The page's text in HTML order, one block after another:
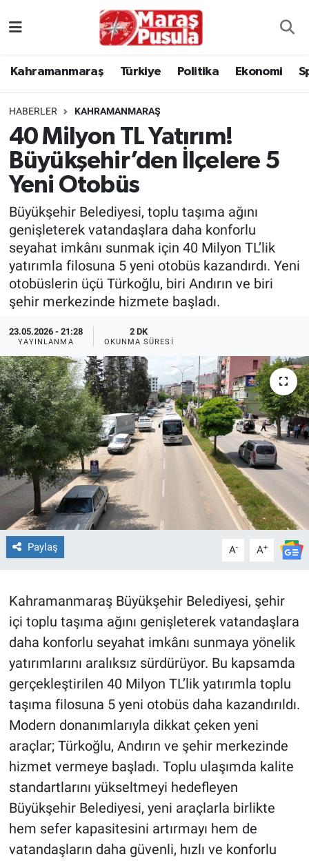
Kahramanmaraş Türkiye Politika Ekonomi
HABERLER KAHRAMANMARAŞ
40 Milyon TL Yatırım!
Büyükşehir’den İlçelere 5
Yeni Otobüs
Büyükşehir Belediyesi, toplu taşıma ağını
genişleterek vatandaşlara daha konforlu
seyahat imkânı sunmak için 40 Milyon TL’lik
yatırımla filosuna 5 yeni otobüs kazandırdı. Yeni
otobüslerin üçü Türkoğlu, biri Andırın ve biri
şehir merkezinde hizmete başladı.
23.05.2026 - 21:28
YAYINLANMA
2 DK
OKUNMA SÜRESI
Paylaş A- A+
Kahramanmaraş Büyükşehir Belediyesi, şehir
içi toplu taşıma ağını genişleterek vatandaşlara
daha konforlu seyahat imkânı sunmaya yönelik
yatırımlarını aralıksız sürdürüyor. Bu kapsamda
gerçekleştirilen 40 Milyon TL’lik yatırımla toplu
taşıma filosuna 5 yeni otobüs daha kazandırıldı.
Modern donanımlarıyla dikkat çeken yeni
araçlar; Türkoğlu, Andırın ve şehir merkezinde
hizmet vermeye başladı. Toplu ulaşımda kalite
standartlarını yükseltmeyi hedefleyen
Büyükşehir Belediyesi, yeni araçlarla birlikte
hem sefer kapasitesini artırmayı hem de
vatandaşların daha güvenli, hızlı ve konforlu
Türkiye
Politika
Ekonomi
Spor
Kültür Sanat
Sağlık
TEKNOLOJİ
Dünya
İlçeler
MAGAZİN
Bilim, Teknoloji
ASAYİŞ
ÇEVRE
EĞİTİM
BİLİM VE TEKNOLOJİ
Güvenlik
Bölge
İstanbul Namaz Vakitleri
İstanbul Trafik Yoğunluk Haritası
Süper Lig Puan Durumu ve Fikstür
Tüm Manşetler
Son Dakika Haberleri
Haber Arşivi